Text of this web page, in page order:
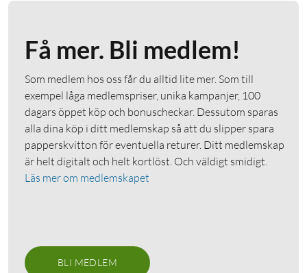
Få mer. Bli medlem!
Som medlem hos oss får du alltid lite mer. Som till
exempel låga medlemspriser, unika kampanjer, 100
dagars öppet köp och bonuscheckar. Dessutom sparas
alla dina köp i ditt medlemskap så att du slipper spara
papperskvitton för eventuella returer. Ditt medlemskap
är helt digitalt och helt kortlöst. Och väldigt smidigt.
Läs mer om medlemskapet
BLI MEDLEM